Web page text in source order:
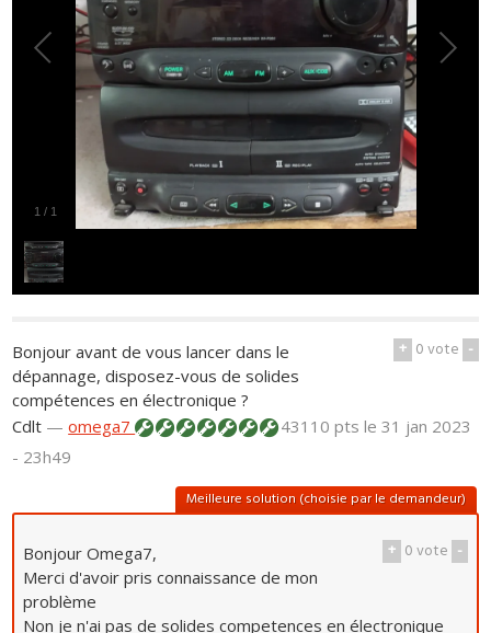
1 / 1
+ 0vote -
Bonjour avant de vous lancer dans le
dépannage, disposez-vous de solides
compétences en électronique ?
Cdlt —omega7 43110 ptsle 31 jan 2023
- 23h49
Meilleure solution (choisie par le demandeur)
+ 0vote -
Bonjour Omega7,
Merci d'avoir pris connaissance de mon
problème
Non je n'ai pas de solides competences en électronique